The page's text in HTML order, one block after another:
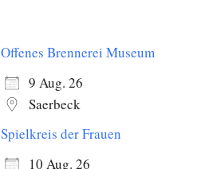
Offenes Brennerei Museum
9 Aug. 26
Saerbeck
Spielkreis der Frauen
10 Aug. 26